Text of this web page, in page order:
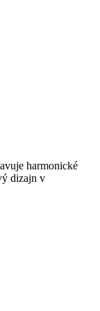
harmonické
dizajn v